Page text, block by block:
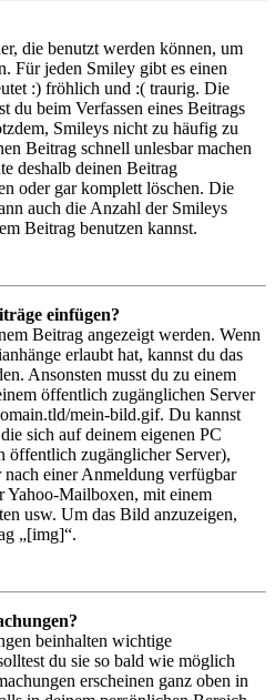
die benutzt werden können, um
Für jeden Smiley gibt es einen
:) fröhlich und :( traurig. Die
du beim Verfassen eines Beitrags
Smileys nicht zu häufig zu
Beitrag schnell unlesbar machen
deshalb deinen Beitrag
oder gar komplett löschen. Die
auch die Anzahl der Smileys
Beitrag benutzen kannst.
einfügen?
Beitrag angezeigt werden. Wenn
erlaubt hat, kannst du das
Ansonsten musst du zu einem
öffentlich zugänglichen Server
mein-bild.gif. Du kannst
sich auf deinem eigenen PC
öffentlich zugänglicher Server),
einer Anmeldung verfügbar
Yahoo-Mailboxen, mit einem
usw. Um das Bild anzuzeigen,
„[img]“.
beinhalten wichtige
du sie so bald wie möglich
erscheinen ganz oben in